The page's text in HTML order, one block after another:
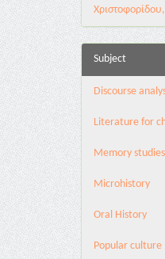
Subject
Discourse
Literature for
Memory studies
Microhistory
Oral History
Popular culture